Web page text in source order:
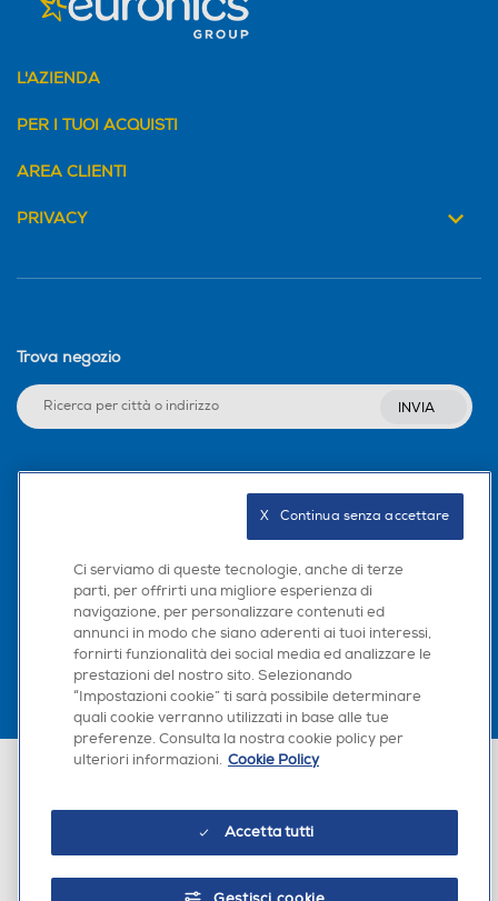
L'AZIENDA
PER I TUOI ACQUISTI
AREA CLIENTI
PRIVACY
Trova negozio
INVIA
Scarica la nostra app
Euronics Italia SpA. Sede legale Via Montefeltro, 6/a 20156 Milano
Ci serviamo di queste tecnologie, anche di terze
parti, per offrirti una migliore esperienza di
navigazione, per personalizzare contenuti ed
annunci in modo che siano aderenti ai tuoi interessi,
fornirti funzionalità dei social media ed analizzare le
prestazioni del nostro sito. Selezionando
“Impostazioni cookie” ti sarà possibile determinare
quali cookie verranno utilizzati in base alle tue
preferenze. Consulta la nostra cookie policy per
ulteriori informazioni. Cookie Policy
Accetta tutti
X   Continua senza accettare